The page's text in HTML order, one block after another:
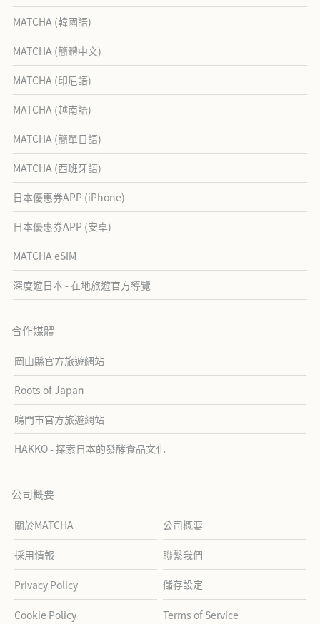
MATCHA (韓國語)
MATCHA (簡體中文)
MATCHA (印尼語)
MATCHA (越南語)
MATCHA (簡單日語)
MATCHA (西班牙語)
日本優惠券APP (iPhone)
日本優惠券APP (安卓)
MATCHA eSIM
深度遊日本 - 在地旅遊官方導覽
合作媒體
岡山縣官方旅遊網站
Roots of Japan
鳴門市官方旅遊網站
HAKKO - 探索日本的發酵食品文化
公司概要
關於MATCHA 公司概要
採用情報 聯繫我們
Privacy Policy 儲存設定
Cookie Policy Terms of Service